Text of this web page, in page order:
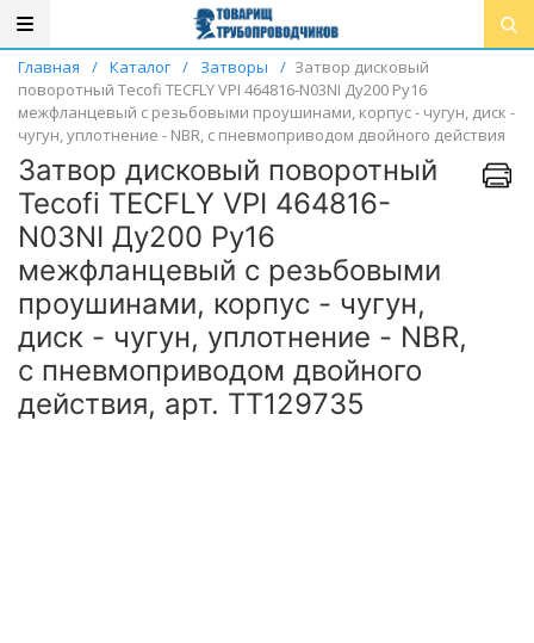
Главная / Каталог / Затворы / Затвор дисковый
поворотный Tecofi TECFLY VPI 464816-N03NI Ду200 Ру16
межфланцевый с резьбовыми проушинами, корпус - чугун, диск -
чугун, уплотнение - NBR, с пневмоприводом двойного действия
Затвор дисковый поворотный
Tecofi TECFLY VPI 464816-
N03NI Ду200 Ру16
межфланцевый с резьбовыми
проушинами, корпус - чугун,
диск - чугун, уплотнение - NBR,
с пневмоприводом двойного
действия, арт. ТТ129735